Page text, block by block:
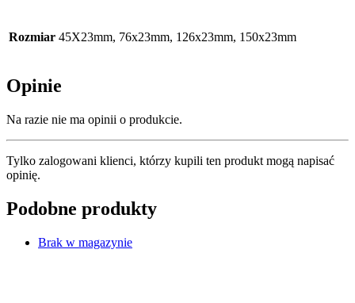
Rozmiar 45X23mm, 76x23mm, 126x23mm, 150x23mm
Opinie
Na razie nie ma opinii o produkcie.
Tylko zalogowani klienci, którzy kupili ten produkt mogą napisać
opinię.
Podobne produkty
Brak w magazynie